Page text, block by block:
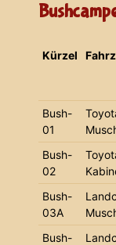
Kürzel
Bush-
01
Bush-
02
Bush-
03A
Bush-